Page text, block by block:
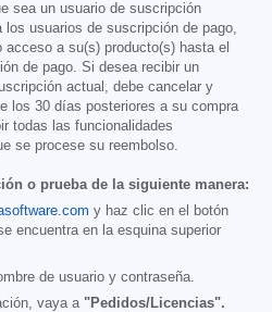
sea un usuario de suscripción
los usuarios de suscripción de pago,
a su(s) producto(s) hasta el
de pago. Si desea recibir un
actual, debe cancelar y
los 30 días posteriores a su compra
todas las funcionalidades
se procese su reembolso.
o prueba de la siguiente manera:
y haz clic en el botón
encuentra en la esquina superior
de usuario y contraseña.
vaya a "Pedidos/Licencias".